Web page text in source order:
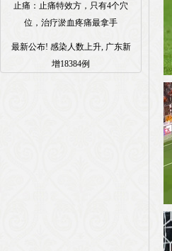
止痛：止痛特效方，只有4个穴
位，治疗淤血疼痛最拿手
最新公布! 感染人数上升, 广东新
增18384例